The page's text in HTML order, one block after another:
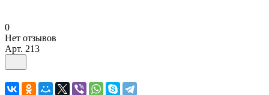
0
Нет отзывов
Арт. 213